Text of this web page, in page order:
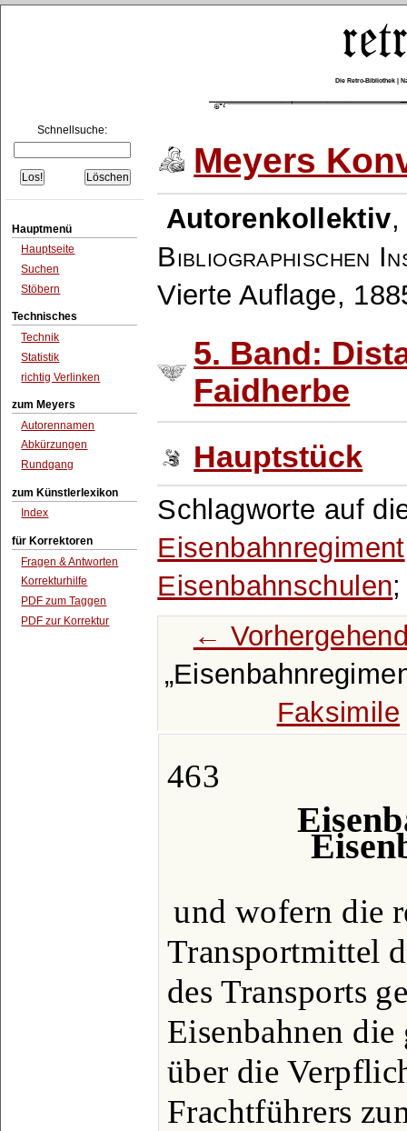
Die Retro-Bibliothek |
Schnellsuche:
Hauptmenü
Hauptseite
Suchen
Stöbern
Technisches
Technik
Statistik
richtig Verlinken
zum Meyers
Autorennamen
Abkürzungen
Rundgang
zum Künstlerlexikon
Index
für Korrektoren
Fragen & Antworten
Korrekturhilfe
PDF zum Taggen
PDF zur Korrektur
Meyers
Autorenkollektiv
Bibliographischen
Vierte Auflage,
5. Band:
Faidherbe
Hauptstück
Schlagworte auf
Eisenbahnregiment
Eisenbahnschulen
←
Faksimile
463
und wofern die
Transportmittel
des Transports
Eisenbahnen
über die
Frachtführers